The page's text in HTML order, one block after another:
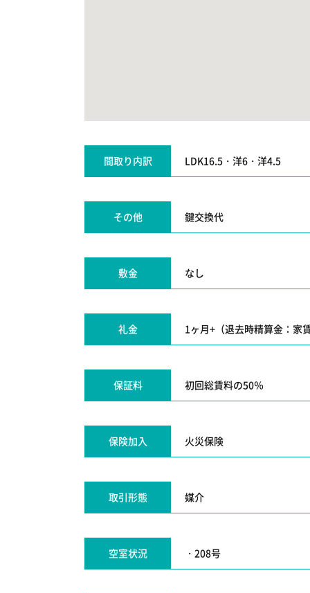
間取り内訳 LDK16.5・洋6・洋4.5
その他 鍵交換代
敷金 なし
礼金 1ヶ月+（退去時精算金：家
保証料 初回総賃料の50％
保険加入 火災保険
取引形態 媒介
空室状況 ・208号